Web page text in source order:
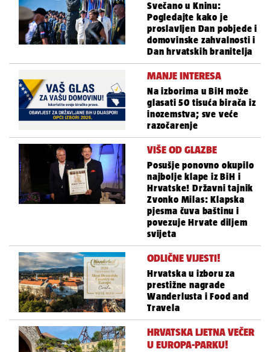
Svečano u Kninu:
Pogledajte kako je
proslavljen Dan pobjede i
domovinske zahvalnosti i
Dan hrvatskih branitelja
MANJE INTERESA
Na izborima u BiH može
glasati 50 tisuća birača iz
inozemstva; sve veće
razočarenje
VIŠE OD GLAZBE
Posušje ponovno okupilo
najbolje klape iz BiH i
Hrvatske! Državni tajnik
Zvonko Milas: Klapska
pjesma čuva baštinu i
povezuje Hrvate diljem
svijeta
ODLIČNE VIJESTI!
Hrvatska u izboru za
prestižne nagrade
Wanderlusta i Food and
Travela
HRVATSKA LJETNA VEČER
U EUROPA-PARKU!